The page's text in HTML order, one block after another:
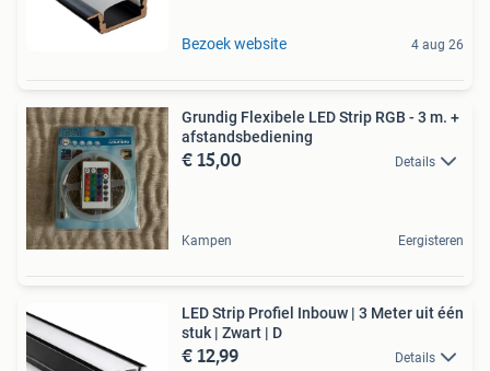
Bezoek website 4 aug 26
Grundig Flexibele LED Strip RGB - 3 m. +
afstandsbediening
€ 15,00 Details
Kampen Eergisteren
LED Strip Profiel Inbouw | 3 Meter uit één
stuk | Zwart | D
€ 12,99 Details